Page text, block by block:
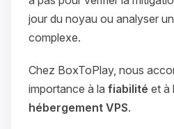
jour du noyau ou analyser
complexe.
Chez BoxToPlay, nous
importance à la fiabilité et à
hébergement VPS.